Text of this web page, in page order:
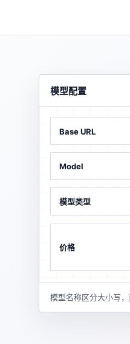
模型配置
Base URL
Model
模型类型
价格
模型名称区分大小写